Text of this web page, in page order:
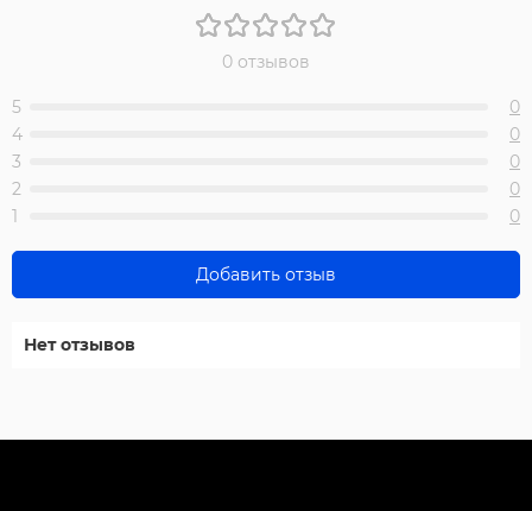
0 отзывов
5
0
4
0
3
0
2
0
1
0
Добавить отзыв
Нет отзывов